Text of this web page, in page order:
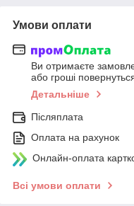
Умови оплати
Ви отримаєте
або гроші
Детальніше
Післяплата
Оплата на рахунок
Онлайн-оплата
Всі умови оплати